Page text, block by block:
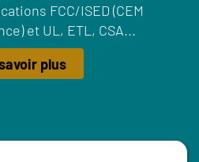
FCC/ISED (CEM
et UL, ETL, CSA...
plus